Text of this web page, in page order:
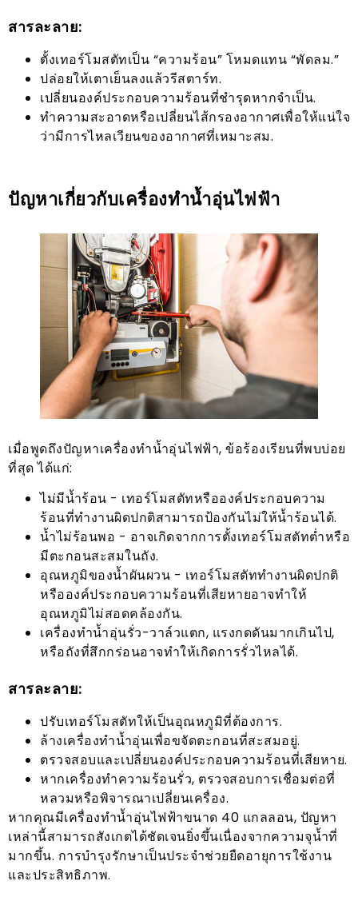
สารละลาย:
ตั้งเทอร์โมสตัทเป็น “ความร้อน” โหมดแทน “พัดลม.”
ปล่อยให้เตาเย็นลงแล้วรีสตาร์ท.
เปลี่ยนองค์ประกอบความร้อนที่ชำรุดหากจำเป็น.
ทำความสะอาดหรือเปลี่ยนไส้กรองอากาศเพื่อให้แน่ใจ
ว่ามีการไหลเวียนของอากาศที่เหมาะสม.
ปัญหาเกี่ยวกับเครื่องทำน้ำอุ่นไฟฟ้า
เมื่อพูดถึงปัญหาเครื่องทำน้ำอุ่นไฟฟ้า, ข้อร้องเรียนที่พบบ่อย
ที่สุด ได้แก่:
ไม่มีน้ำร้อน - เทอร์โมสตัทหรือองค์ประกอบความ
ร้อนที่ทำงานผิดปกติสามารถป้องกันไม่ให้น้ำร้อนได้.
น้ำไม่ร้อนพอ - อาจเกิดจากการตั้งเทอร์โมสตัทต่ำหรือ
มีตะกอนสะสมในถัง.
อุณหภูมิของน้ำผันผวน - เทอร์โมสตัททำงานผิดปกติ
หรือองค์ประกอบความร้อนที่เสียหายอาจทำให้
อุณหภูมิไม่สอดคล้องกัน.
เครื่องทำน้ำอุ่นรั่ว-วาล์วแตก, แรงกดดันมากเกินไป,
หรือถังที่สึกกร่อนอาจทำให้เกิดการรั่วไหลได้.
สารละลาย:
ปรับเทอร์โมสตัทให้เป็นอุณหภูมิที่ต้องการ.
ล้างเครื่องทำน้ำอุ่นเพื่อขจัดตะกอนที่สะสมอยู่.
ตรวจสอบและเปลี่ยนองค์ประกอบความร้อนที่เสียหาย.
หากเครื่องทำความร้อนรั่ว, ตรวจสอบการเชื่อมต่อที่
หลวมหรือพิจารณาเปลี่ยนเครื่อง.
หากคุณมีเครื่องทำน้ำอุ่นไฟฟ้าขนาด 40 แกลลอน, ปัญหา
เหล่านี้สามารถสังเกตได้ชัดเจนยิ่งขึ้นเนื่องจากความจุน้ำที่
มากขึ้น. การบำรุงรักษาเป็นประจำช่วยยืดอายุการใช้งาน
และประสิทธิภาพ.